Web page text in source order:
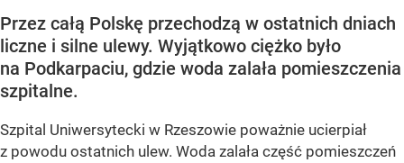
Przez całą Polskę przechodzą w ostatnich dniach
liczne i silne ulewy. Wyjątkowo ciężko było
na Podkarpaciu, gdzie woda zalała pomieszczenia
szpitalne.
Szpital Uniwersytecki w Rzeszowie poważnie ucierpiał
z powodu ostatnich ulew. Woda zalała część pomieszczeń